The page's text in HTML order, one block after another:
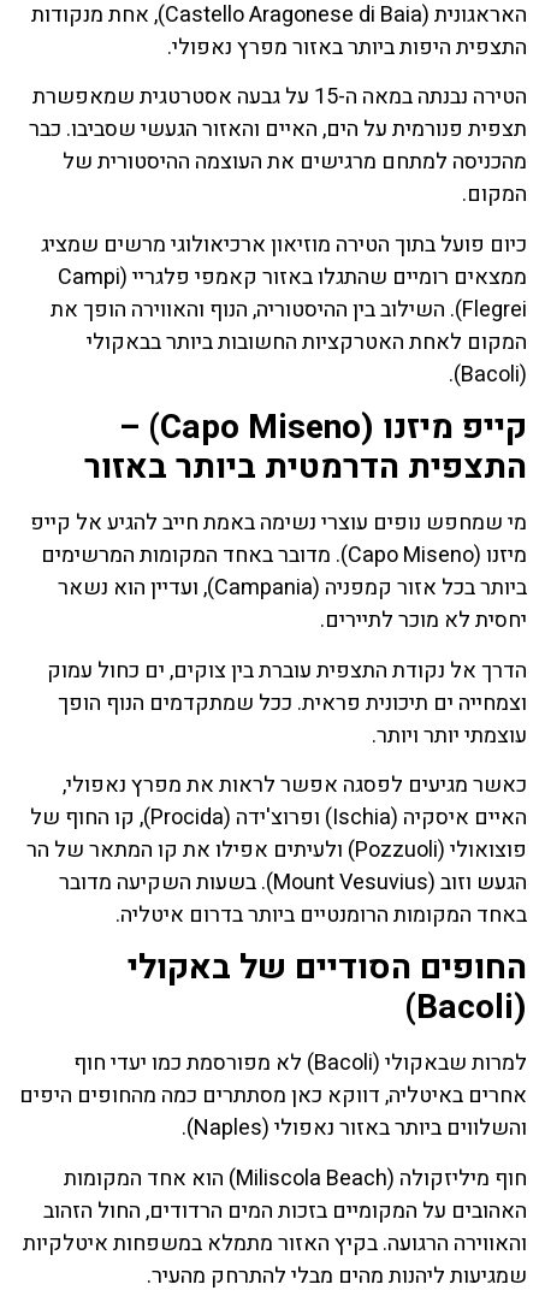
האראגונית (Castello Aragonese di Baia), אחת מנקודות
התצפית היפות ביותר באזור מפרץ נאפולי.
הטירה נבנתה במאה ה-15 על גבעה אסטרטגית שמאפשרת
תצפית פנורמית על הים, האיים והאזור הגעשי שסביבו. כבר
מהכניסה למתחם מרגישים את העוצמה ההיסטורית של
המקום.
כיום פועל בתוך הטירה מוזיאון ארכיאולוגי מרשים שמציג
ממצאים רומיים שהתגלו באזור קאמפי פלגריי (Campi
Flegrei). השילוב בין ההיסטוריה, הנוף והאווירה הופך את
המקום לאחת האטרקציות החשובות ביותר בבאקולי
(Bacoli).
קייפ מיזנו (Capo Miseno) –
התצפית הדרמטית ביותר באזור
מי שמחפש נופים עוצרי נשימה באמת חייב להגיע אל קייפ
מיזנו (Capo Miseno). מדובר באחד המקומות המרשימים
ביותר בכל אזור קמפניה (Campania), ועדיין הוא נשאר
יחסית לא מוכר לתיירים.
הדרך אל נקודת התצפית עוברת בין צוקים, ים כחול עמוק
וצמחייה ים תיכונית פראית. ככל שמתקדמים הנוף הופך
עוצמתי יותר ויותר.
כאשר מגיעים לפסגה אפשר לראות את מפרץ נאפולי,
האיים איסקיה (Ischia) ופרוצ'ידה (Procida), קו החוף של
פוצואולי (Pozzuoli) ולעיתים אפילו את קו המתאר של הר
הגעש וזוב (Mount Vesuvius). בשעות השקיעה מדובר
באחד המקומות הרומנטיים ביותר בדרום איטליה.
החופים הסודיים של באקולי
(Bacoli)
למרות שבאקולי (Bacoli) לא מפורסמת כמו יעדי חוף
אחרים באיטליה, דווקא כאן מסתתרים כמה מהחופים היפים
והשלווים ביותר באזור נאפולי (Naples).
חוף מיליזקולה (Miliscola Beach) הוא אחד המקומות
האהובים על המקומיים בזכות המים הרדודים, החול הזהוב
והאווירה הרגועה. בקיץ האזור מתמלא במשפחות איטלקיות
שמגיעות ליהנות מהים מבלי להתרחק מהעיר.